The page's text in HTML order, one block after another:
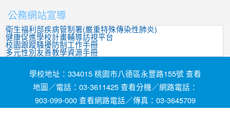
公務網站宣導
衛生福利部疾病管制署(嚴重特殊傳染性肺炎)
健康促進學校計畫輔導訪視平台
校園跟蹤騷擾防制工作手冊
多元性別友善教學資源手冊
學校地址：334015 桃園市八德區永豐路155號 查看
地圖／電話：03-3611425 查看分機／網路電話：
903-099-000 查看網路電話／傳真：03-3645709